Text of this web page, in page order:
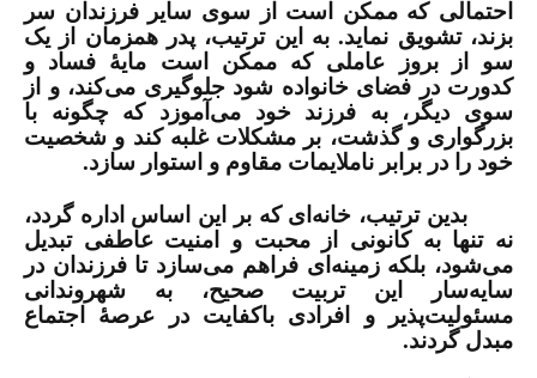
احتمالی که ممکن است از سوی سایر فرزندان سر
بزند، تشویق نماید. به این ترتیب، پدر همزمان از یک
سو از بروز عاملی که ممکن است مایۀ فساد و
کدورت در فضای خانواده شود جلوگیری می‌کند، و از
سوی دیگر، به فرزند خود می‌آموزد که چگونه با
بزرگواری و گذشت، بر مشکلات غلبه کند و شخصیت
خود را در برابر ناملایمات مقاوم و استوار سازد.
بدین ترتیب، خانه‌ای که بر این اساس اداره گردد،
نه تنها به کانونی از محبت و امنیت عاطفی تبدیل
می‌شود، بلکه زمینه‌ای فراهم می‌سازد تا فرزندان در
سایه‌سار این تربیت صحیح، به شهروندانی
مسئولیت‌پذیر و افرادی باکفایت در عرصۀ اجتماع
مبدل گردند.